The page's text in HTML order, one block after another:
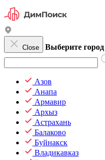
Close Выберите город
Азов
Анапа
Армавир
Архыз
Астрахань
Балаково
Буйнакск
Владикавказ